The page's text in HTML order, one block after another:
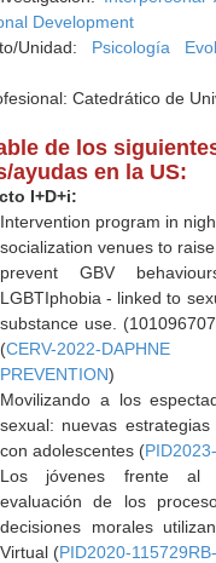
Development
Unidad: Psicología
Catedrático de
de los
ayudas en la US:
I+D+i:
Intervention program in
socialization venues to
prevent GBV
LGBTIphobia - linked to
substance use.
(CERV-2022-
PREVENTION)
Movilizando a los
sexual: nuevas
con adolescentes (
Los jóvenes frente al
evaluación de los
decisiones morales
Virtual (PID2020-